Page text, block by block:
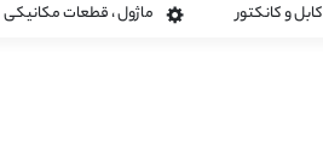
کابل و کانکتور ماژول ، قطعات مکانیکی